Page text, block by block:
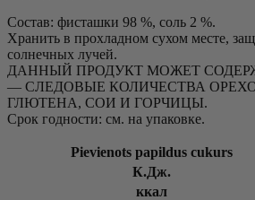
Состав: фисташки 98 %, соль 2 %.
Хранить в прохладном сухом месте,
солнечных лучей.
ДАННЫЙ ПРОДУКТ МОЖЕТ
— СЛЕДОВЫЕ КОЛИЧЕСТВА
ГЛЮТЕНА, СОИ И ГОРЧИЦЫ.
Срок годности: см. на упаковке.
Pievienots papildus cukurs
К.Дж.
ккал